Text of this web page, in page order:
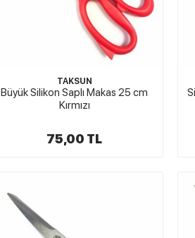
TAKSUN
Büyük Silikon Saplı Makas 25 cm
Kırmızı
75,00 TL